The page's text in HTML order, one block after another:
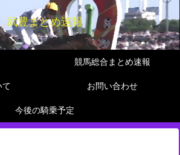
武豊まとめ速報
競馬総合まとめ速報
て お問い合わせ
今後の騎乗予定